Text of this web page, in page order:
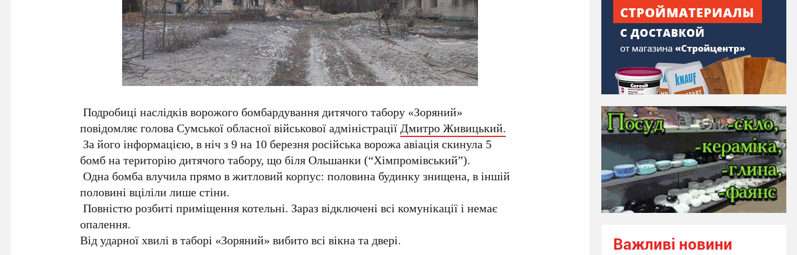
Подробиці наслідків ворожого бомбардування дитячого табору «Зоряний»
повідомляє голова Сумської обласної військової адміністраціїДмитро Живицький.
За його інформацією, в ніч з 9 на 10 березня російська ворожа авіація скинула 5
бомб на територію дитячого табору, що біля Ольшанки (“Хімпромівський”).
Одна бомба влучила прямо в житловий корпус: половина будинку знищена, в іншій
половині вціліли лише стіни.
Повністю розбиті приміщення котельні. Зараз відключені всі комунікації і немає
опалення.
Від ударної хвилі в таборі «Зоряний» вибито всі вікна та двері.
Важливі новини